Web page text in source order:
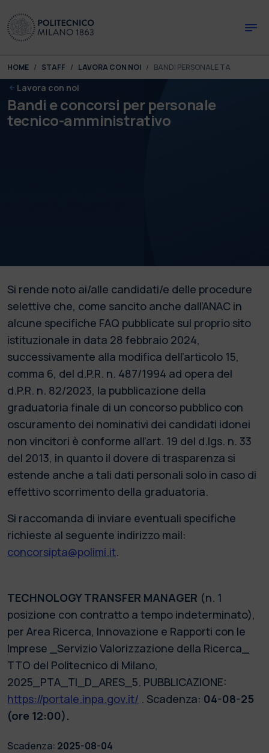
You are here:
HOME STAFF LAVORA CON NOI BANDI PERSONALE TA
Lavora con noi
Bandi e concorsi per personale
tecnico-amministrativo
Si rende noto ai/alle candidati/e delle procedure
selettive che, come sancito anche dall’ANAC in
alcune specifiche FAQ pubblicate sul proprio sito
istituzionale in data 28 febbraio 2024,
successivamente alla modifica dell’articolo 15,
comma 6, del d.P.R. n. 487/1994 ad opera del
d.P.R. n. 82/2023, la pubblicazione della
graduatoria finale di un concorso pubblico con
oscuramento dei nominativi dei candidati idonei
non vincitori è conforme all’art. 19 del d.lgs. n. 33
del 2013, in quanto il dovere di trasparenza si
estende anche a tali dati personali solo in caso di
effettivo scorrimento della graduatoria.
Si raccomanda di inviare eventuali specifiche
richieste al seguente indirizzo mail:
concorsipta@polimi.it.
TECHNOLOGY TRANSFER MANAGER (n. 1
posizione con contratto a tempo indeterminato),
per Area Ricerca, Innovazione e Rapporti con le
Imprese _Servizio Valorizzazione della Ricerca_
TTO del Politecnico di Milano,
2025_PTA_TI_D_ARES_5. PUBBLICAZIONE:
https://portale.inpa.gov.it/ . Scadenza: 04-08-25
(ore 12:00).
Scadenza: 2025-08-04